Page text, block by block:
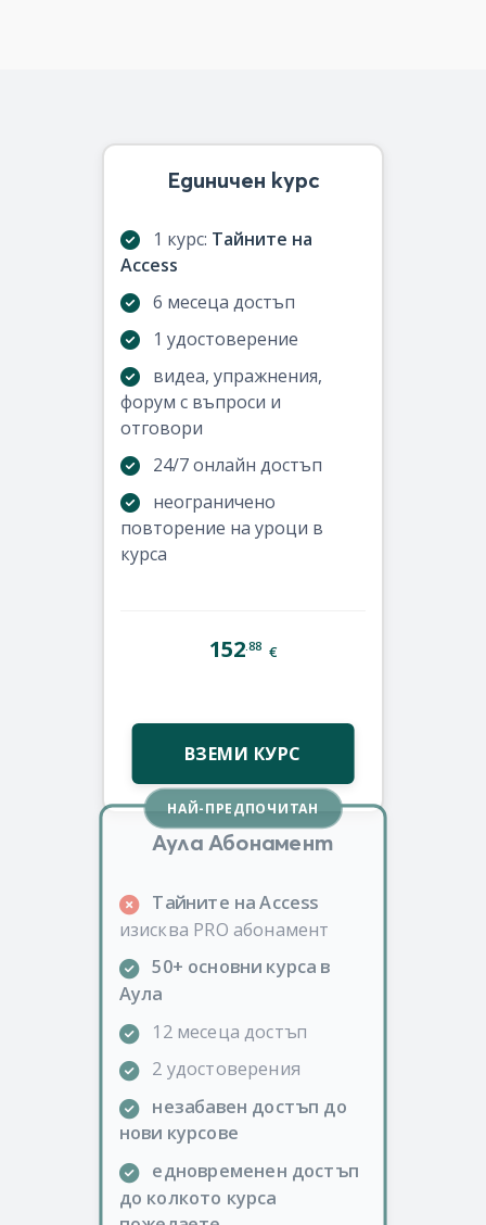
Единичен курс
1 курс: Тайните на
Access
6 месеца достъп
1 удостоверение
видеа, упражнения,
форум с въпроси и
отговори
24/7 онлайн достъп
неограничено
повторение на уроци в
курса
152 .88 €
ВЗЕМИ КУРС
НАЙ-ПРЕДПОЧИТАН
Аула Абонамент
Тайните на Access
изисква PRO абонамент
50+ основни курса в
Аула
12 месеца достъп
2 удостоверения
незабавен достъп до
нови курсове
едновременен достъп
до колкото курса